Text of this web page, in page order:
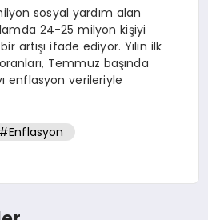
sosyal yardım alan
24-25 milyon kişiyi
artışı ifade ediyor. Yılın ilk
Temmuz başında
enflasyon verileriyle
#Enflasyon